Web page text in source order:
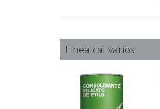
Linea cal varios